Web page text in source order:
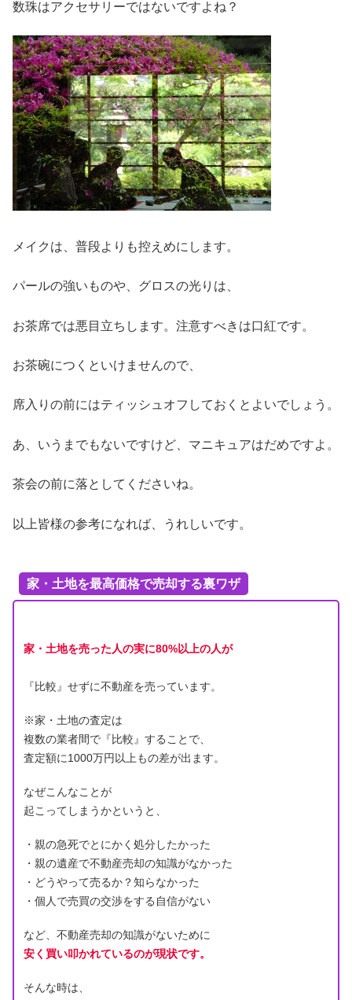
数珠はアクセサリーではないですよね？
メイクは、普段よりも控えめにします。
パールの強いものや、グロスの光りは、
お茶席では悪目立ちします。注意すべきは口紅です。
お茶碗につくといけませんので、
席入りの前にはティッシュオフしておくとよいでしょう。
あ、いうまでもないですけど、マニキュアはだめですよ。
茶会の前に落としてくださいね。
以上皆様の参考になれば、うれしいです。
家・土地を最高価格で売却する裏ワザ
家・土地を売った人の実に80%以上の人が
『比較』せずに不動産を売っています。
※家・土地の査定は
複数の業者間で『比較』することで、
査定額に1000万円以上もの差が出ます。
なぜこんなことが
起こってしまうかというと、
・親の急死でとにかく処分したかった
・親の遺産で不動産売却の知識がなかった
・どうやって売るか？知らなかった
・個人で売買の交渉をする自信がない
など、不動産売却の知識がないために
安く買い叩かれているのが現状です。
そんな時は、